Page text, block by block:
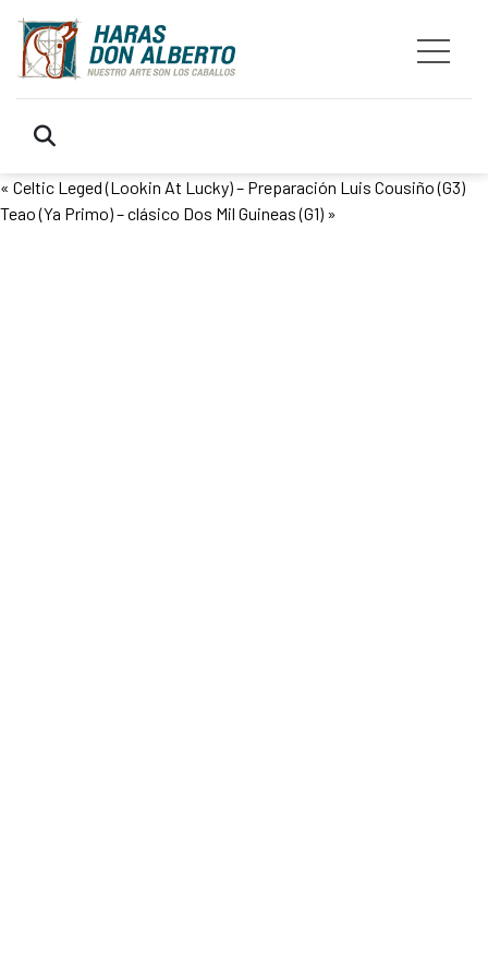
« Celtic Leged (Lookin At Lucky) – Preparación Luis Cousiño (G3)
Teao (Ya Primo) – clásico Dos Mil Guineas (G1) »